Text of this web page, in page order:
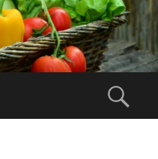
A
Amap de